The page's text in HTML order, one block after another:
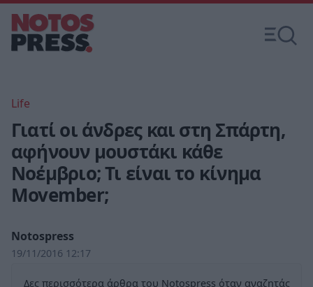
Life
Γιατί οι άνδρες και στη Σπάρτη,
αφήνουν μουστάκι κάθε
Νοέμβριο; Τι είναι το κίνημα
Movember;
Notospress
19/11/2016 12:17
Δες περισσότερα άρθρα του Notospress όταν αναζητάς